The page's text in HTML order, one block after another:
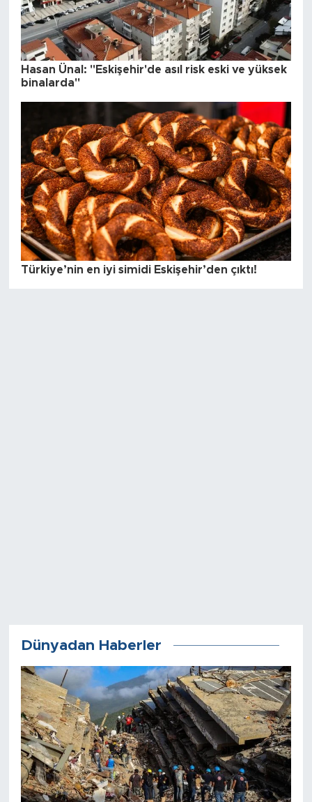
Hasan Ünal: "Eskişehir'de asıl risk eski ve yüksek
binalarda"
Türkiye’nin en iyi simidi Eskişehir’den çıktı!
Dünyadan Haberler